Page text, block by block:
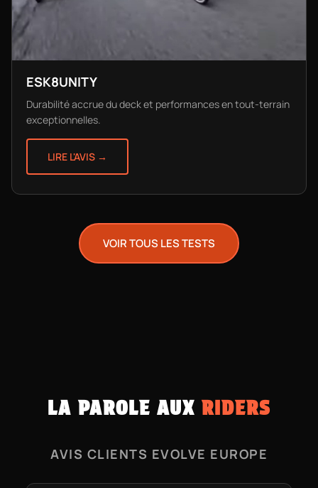
ESK8UNITY
Durabilité accrue du deck et performances en tout-terrain
exceptionnelles.
LIRE L'AVIS →
VOIR TOUS LES TESTS
LA PAROLE AUX RIDERS
AVIS CLIENTS EVOLVE EUROPE